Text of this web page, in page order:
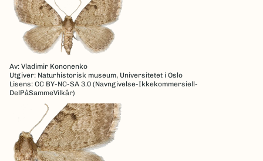
Av: Vladimir Kononenko
Utgiver: Naturhistorisk museum, Universitetet i Oslo
Lisens: CC BY-NC-SA 3.0 (Navngivelse-Ikkekommersiell-
DelPåSammeVilkår)